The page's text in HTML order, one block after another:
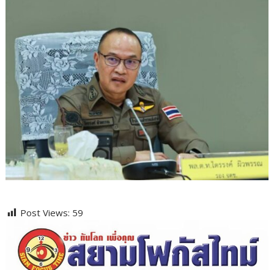
Post Views: 59